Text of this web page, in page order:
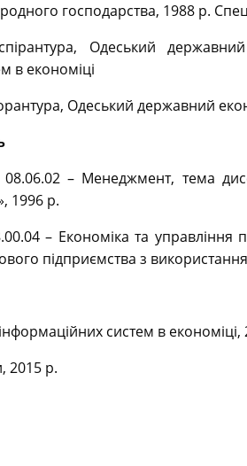
господарства, 1988 р.
Одеський
в економіці
Одеський державний
08.06.02 – Менеджмент, тема
1996 р.
– Економіка та управління
підприємства з
систем в економіці,
2015 р.